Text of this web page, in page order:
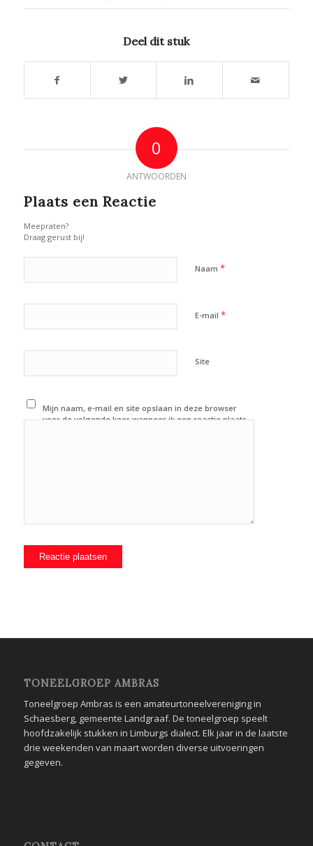
Deel dit stuk
0
ANTWOORDEN
Plaats een Reactie
Meepraten?
Draag gerust bij!
Naam *
E-mail *
Site
Mijn naam, e-mail en site opslaan in deze browser
voor de volgende keer wanneer ik een reactie plaats.
TONEELGROEP AMBRAS
Toneelgroep Ambras is een amateurtoneelvereniging in
Schaesberg, gemeente Landgraaf. De toneelgroep speelt
hoofdzakelijk stukken in Limburgs dialect. Elk jaar in de laatste
drie weekenden van maart worden diverse uitvoeringen
gegeven.